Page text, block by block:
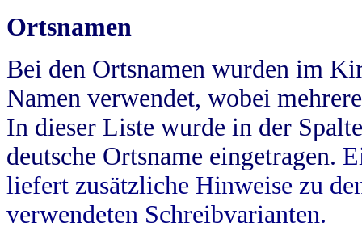
Ortsnamen
Bei den Ortsnamen wurden im
Namen verwendet, wobei
In dieser Liste wurde in der
deutsche Ortsname eingetragen.
liefert zusätzliche Hinweise zu
verwendeten Schreibvarianten.